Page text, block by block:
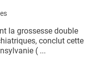
la grossesse double
conclut cette
( ...